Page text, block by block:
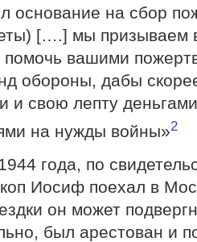
основание на сбор
[….] мы призываем
вашими
обороны, дабы
и свою лепту
на нужды войны»2
года, по
Иосиф поехал в
он может
был арестован и